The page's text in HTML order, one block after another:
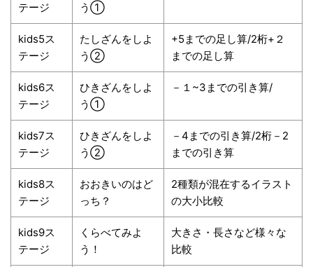
テージ
う①
kids5ス
テージ
たしざんをしよ
う②
+5までの足し算/2桁+２
までの足し算
kids6ス
テージ
ひきざんをしよ
う①
－１~3までの引き算/
kids7ス
テージ
ひきざんをしよ
う②
－4までの引き算/2桁－2
までの引き算
kids8ス
テージ
おおきいのはど
っち？
2種類が混在するイラスト
の大小比較
kids9ス
テージ
くらべてみよ
う！
大きさ・長さなど様々な
比較